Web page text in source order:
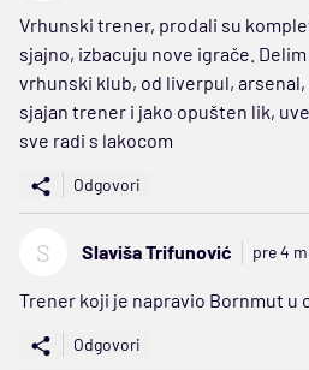
Vrhunski trener, prodali su
sjajno, izbacuju nove igrače.
vrhunski klub, od liverpul,
sjajan trener i jako opušten lik,
sve radi s lakocom
Odgovori
S Slaviša Trifunović pre 4
Trener koji je napravio Bornmut u
Odgovori